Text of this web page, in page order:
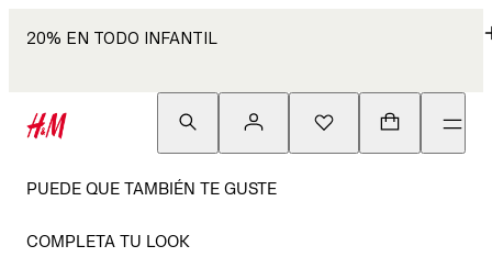
20% EN TODO INFANTIL
PUEDE QUE TAMBIÉN TE GUSTE
COMPLETA TU LOOK